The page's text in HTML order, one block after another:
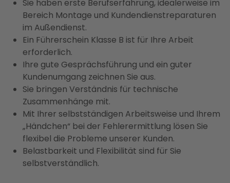
Sie haben erste Berufserfahrung, idealerweise im
Bereich Montage und Kundendienstreparaturen
im Außendienst.
Ein Führerschein Klasse B ist für Ihre Arbeit
erforderlich.
Ihre gute Gesprächsführung und ein guter
Kundenumgang zeichnen Sie aus.
Sie bringen Verständnis für technische
Zusammenhänge mit.
Mit Ihrer selbstständigen Arbeitsweise und Ihrem
„Händchen“ bei der Fehlerermittlung lösen Sie
flexibel die Probleme unserer Kunden.
Belastbarkeit und Flexibilität sind für Sie
selbstverständlich.